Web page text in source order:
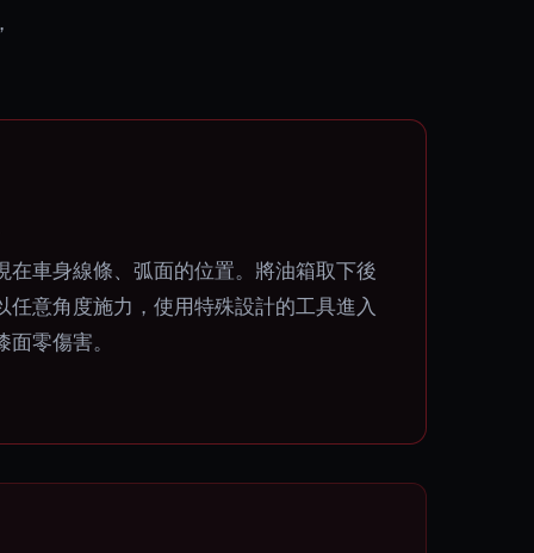
在車身線條、弧面的位置。將油箱取下後
任意角度施力，使用特殊設計的工具進入
零傷害。